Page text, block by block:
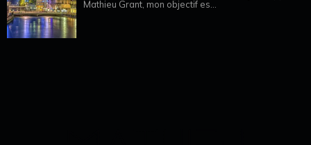
Mathieu Grant, mon objectif es...